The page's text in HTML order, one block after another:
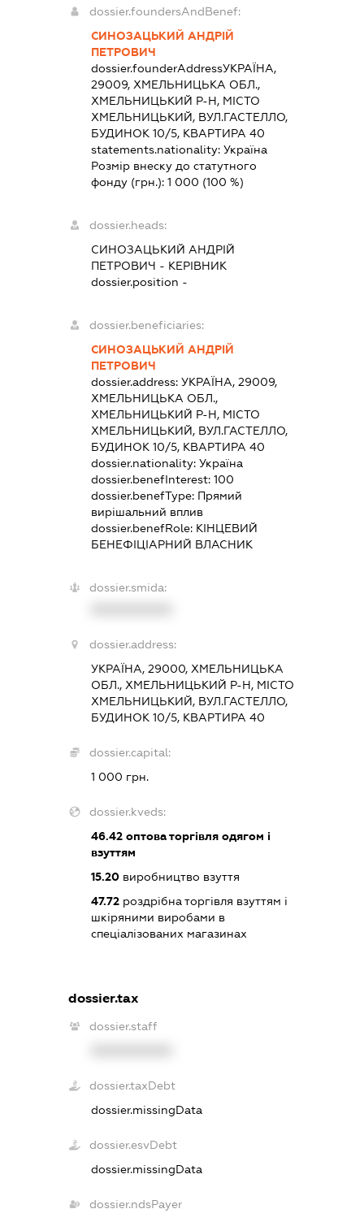
dossier.foundersAndBenef:
СИНОЗАЦЬКИЙ АНДРІЙ
ПЕТРОВИЧ
dossier.founderAddressУКРАЇНА,
29009, ХМЕЛЬНИЦЬКА ОБЛ.,
ХМЕЛЬНИЦЬКИЙ Р-Н, МІСТО
ХМЕЛЬНИЦЬКИЙ, ВУЛ.ГАСТЕЛЛО,
БУДИНОК 10/5, КВАРТИРА 40
statements.nationality:Україна
Розмір внеску до статутного
фонду (грн.):1 000 (100 %)
dossier.heads:
СИНОЗАЦЬКИЙ АНДРІЙ
ПЕТРОВИЧ - КЕРІВНИК
dossier.position -
dossier.beneficiaries:
СИНОЗАЦЬКИЙ АНДРІЙ
ПЕТРОВИЧ
dossier.address:УКРАЇНА, 29009,
ХМЕЛЬНИЦЬКА ОБЛ.,
ХМЕЛЬНИЦЬКИЙ Р-Н, МІСТО
ХМЕЛЬНИЦЬКИЙ, ВУЛ.ГАСТЕЛЛО,
БУДИНОК 10/5, КВАРТИРА 40
dossier.nationality:Україна
dossier.benefInterest:100
dossier.benefType: Прямий
вирішальний вплив
dossier.benefRole: КІНЦЕВИЙ
БЕНЕФІЦІАРНИЙ ВЛАСНИК
dossier.smida:
dossier.address:
УКРАЇНА, 29000, ХМЕЛЬНИЦЬКА
ОБЛ., ХМЕЛЬНИЦЬКИЙ Р-Н, МІСТО
ХМЕЛЬНИЦЬКИЙ, ВУЛ.ГАСТЕЛЛО,
БУДИНОК 10/5, КВАРТИРА 40
dossier.capital:
1 000 грн.
dossier.kveds:
46.42 оптова торгівля одягом і
взуттям
15.20 виробництво взуття
47.72 роздрібна торгівля взуттям і
шкіряними виробами в
спеціалізованих магазинах
dossier.tax
dossier.staff
dossier.taxDebt
dossier.missingData
dossier.esvDebt
dossier.missingData
dossier.ndsPayer